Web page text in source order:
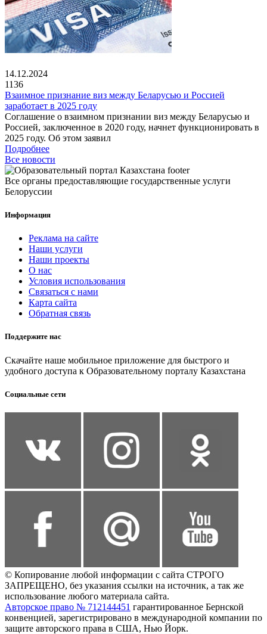
14.12.2024
1136
Взаимное признание виз между Беларусью и Россией
заработает в 2025 году
Соглашение о взаимном признании виз между Беларусью и
Россией, заключенное в 2020 году, начнет функционировать в
2025 году. Об этом заявил
Подробнее
Все новости
Все органы предоставляющие государственные услуги
Белоруссии
Информация
Реклама на сайте
Наши услуги
Наши проекты
О нас
Условия использования
Связаться с нами
Карта сайта
Обратная связь
Поддержите нас
Скачайте наше мобильное приложение для быстрого и
удобного доступа к Образовательному порталу Казахстана
Социальные сети
© Копирование любой информации с сайта СТРОГО
ЗАПРЕЩЕНО, без указания ссылки на источник, а так же
использование любого материала сайта.
Авторское право № 712144451 гарантированное Бернской
конвенцией, зарегистрировано в международной компании по
защите авторского права в США, Нью Йорк.